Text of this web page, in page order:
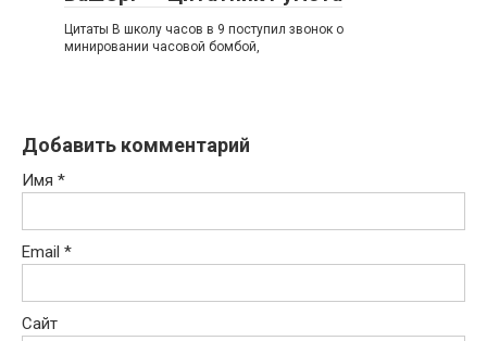
Цитаты В школу часов в 9 поступил звонок о
минировании часовой бомбой,
Добавить комментарий
Имя *
Email *
Сайт